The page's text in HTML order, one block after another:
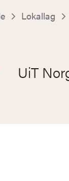
Lokallag
UiT